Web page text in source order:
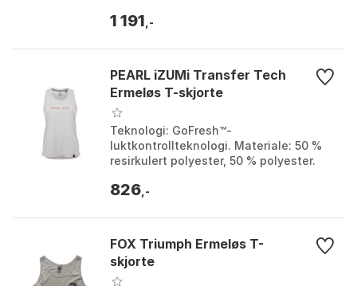
Størrelse: L, M, S, XL, X...
1 191 ,-
PEARL iZUMi Transfer Tech
Ermeløs T-skjorte
Teknologi: GoFresh™-
luktkontrollteknologi. Materiale: 50 %
resirkulert polyester, 50 % polyester.
to Zero. Farge: Arctic,...
826 ,-
FOX Triumph Ermeløs T-
skjorte